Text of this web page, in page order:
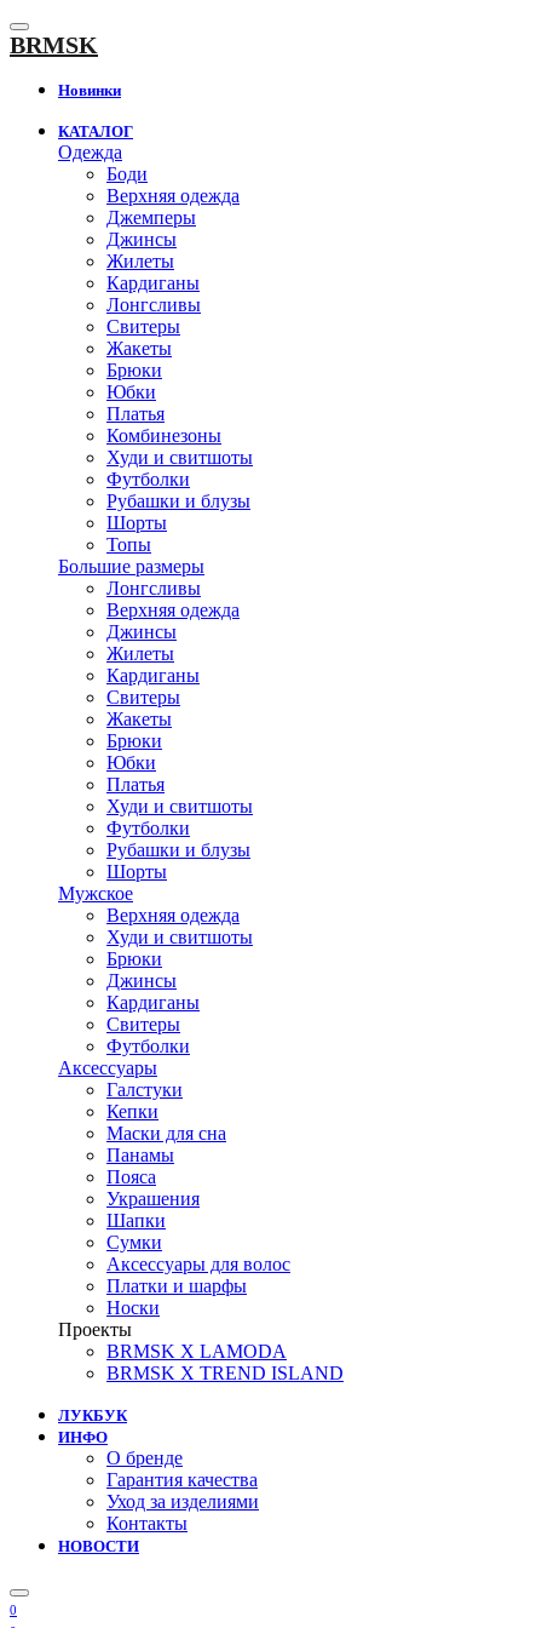
К
содержанию
BRMSK
Новинки
КАТАЛОГ
Одежда
Боди
Верхняя одежда
Джемперы
Джинсы
Жилеты
Кардиганы
Лонгсливы
Свитеры
Жакеты
Брюки
Юбки
Платья
Комбинезоны
Худи и свитшоты
Футболки
Рубашки и блузы
Шорты
Топы
Большие размеры
Лонгсливы
Верхняя одежда
Джинсы
Жилеты
Кардиганы
Свитеры
Жакеты
Брюки
Юбки
Платья
Худи и свитшоты
Футболки
Рубашки и блузы
Шорты
Мужское
Верхняя одежда
Худи и свитшоты
Брюки
Джинсы
Кардиганы
Свитеры
Футболки
Аксессуары
Галстуки
Кепки
Маски для сна
Панамы
Пояса
Украшения
Шапки
Сумки
Аксессуары для волос
Платки и шарфы
Носки
Проекты
BRMSK X LAMODA
BRMSK X TREND ISLAND
ЛУКБУК
ИНФО
О бренде
Гарантия качества
Уход за изделиями
Контакты
НОВОСТИ
0